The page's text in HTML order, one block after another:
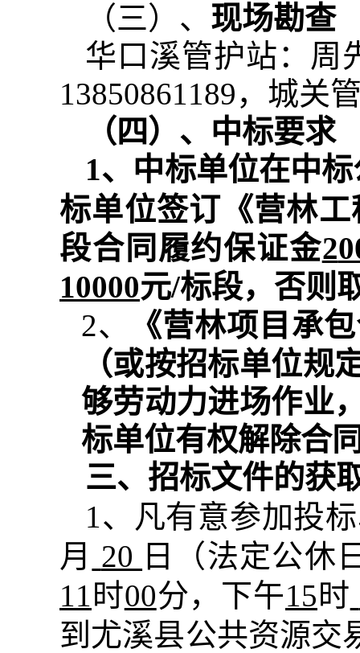
（三）、 现场勘查
华口溪管护站：周
13850861189，城关
（四）、中标要求
1、中标单位在中
标单位签订《营林
段合同履约保证金2
10000元/标段， 否则
2、
《营林项目承
（或按招标单位规
够劳动力进场作业
标单位有权解除合
三、招标文件的获
1、凡有意参加投
月 20 日（法定公休
11 时00分，下午15 时
到尤溪县公共资源交